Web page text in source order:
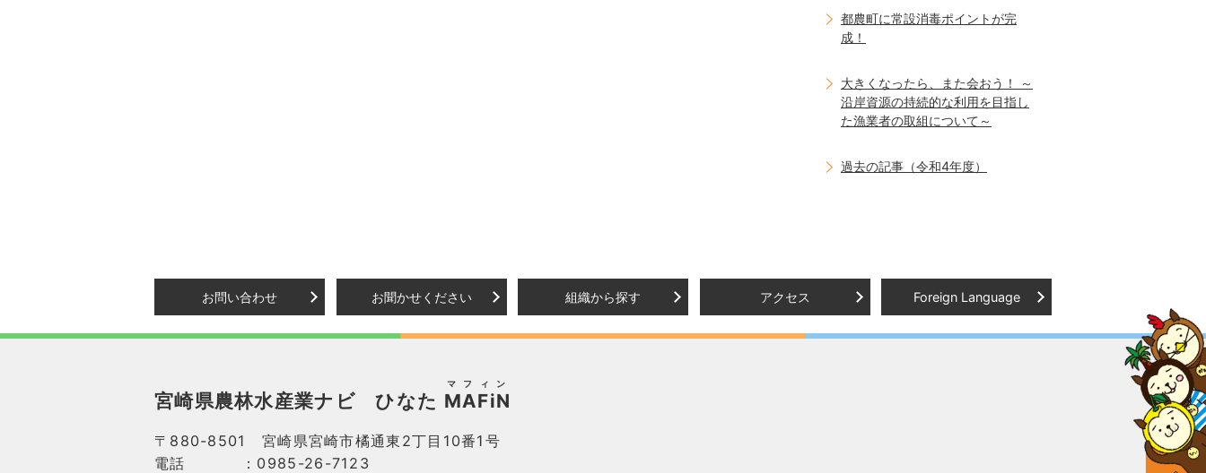
都農町に常設消毒ポイントが完
成！
大きくなったら、また会おう！ ～
沿岸資源の持続的な利用を目指し
た漁業者の取組について～
過去の記事（令和4年度）
お問い合わせ お聞かせください 組織から探す アクセス Foreign Language
宮崎県農林水産業ナビ ひなた MAFiN
マフィン
〒880-8501 宮崎県宮崎市橘通東2丁目10番1号
電話
：0985-26-7123